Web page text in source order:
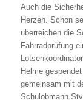
Auch die
Herzen. Schon
überreichen die
Fahrradprüfung
Helme
gemeinsam mit
Schulobmann